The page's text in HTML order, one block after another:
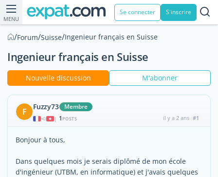
MENU
Se connecter S'inscrire
/Forum/Suisse/Ingenieur français en Suisse
Ingenieur français en Suisse
Nouvelle discussion M'abonner
F Fuzzy73 Membre
| 1 POSTS il y a 2 ans #1
Bonjour à tous,
Dans quelques mois je serais diplômé de mon école
d'ingénieur (UTBM, en informatique) et j'avais quelques